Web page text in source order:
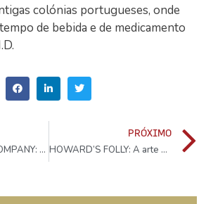
colónias portugueses, onde
de bebida e de medicamento
AZORES WINE COMPANY: Entre mar e vulcão
PRÓXIMO
HOWARD’S FOLLY: A arte de saber sonhar… E fazer